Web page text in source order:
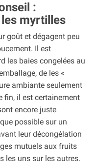
:
myrtilles
goût et dégagent peu
Il est
les baies congelées au
de les «
ambiante seulement
fin, il est certainement
encore juste
possible sur un
leur décongélation
mutuels aux fruits
les uns sur les autres.